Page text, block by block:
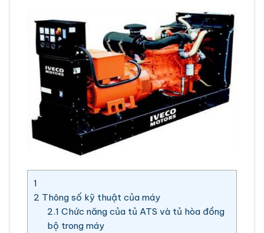
1
2 Thông số kỹ thuật của máy
2.1 Chức năng của tủ ATS và tủ hòa đồng
bộ trong máy